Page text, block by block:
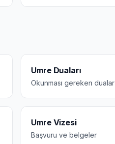
Umre Duaları
Okunması gereken dualar
Umre Vizesi
Başvuru ve belgeler